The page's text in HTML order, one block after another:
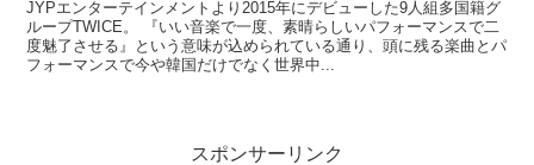
JYPエンターテインメントより2015年にデビューした9人組多国籍グ
ループTWICE。 『いい音楽で一度、素晴らしいパフォーマンスで二
度魅了させる』という意味が込められている通り、頭に残る楽曲とパ
フォーマンスで今や韓国だけでなく世界中...
スポンサーリンク